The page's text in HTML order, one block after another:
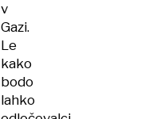
v
Gazi.
Le
kako
bodo
lahko